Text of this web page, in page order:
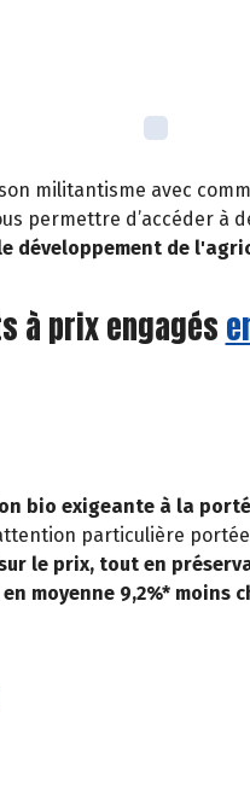
militantisme avec
permettre d’accéder
développement de
à prix engagés
bio exigeante à la
particulière
le prix, tout en
moyenne 9,2%* moins